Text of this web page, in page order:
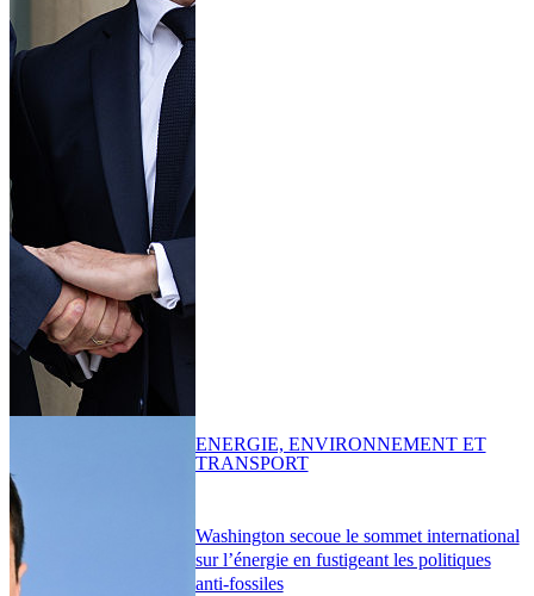
Washington secoue le sommet international
sur l’énergie en fustigeant les politiques
anti-fossiles
ENERGIE, ENVIRONNEMENT ET
TRANSPORT